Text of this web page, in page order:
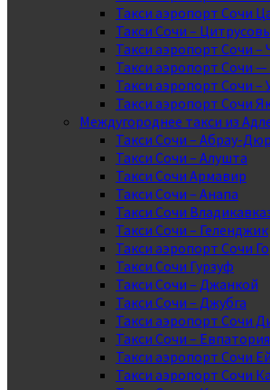
Такси аэропорт Сочи
Такси Сочи –
Такси аэропорт Сочи
Такси аэропорт Сочи
Такси аэропорт Сочи –
Такси аэропорт Сочи
Междугороднее такси из
Такси Сочи – Абрау-
Такси Сочи – Алушта
Такси Сочи Армавир
Такси Сочи – Анапа
Такси Сочи
Такси Сочи – Геленджик
Такси аэропорт Сочи
Такси Сочи Гурзуф
Такси Сочи – Джанкой
Такси Сочи – Джубга
Такси аэропорт Сочи
Такси Сочи – Евпатория
Такси аэропорт Сочи
Такси аэропорт Сочи